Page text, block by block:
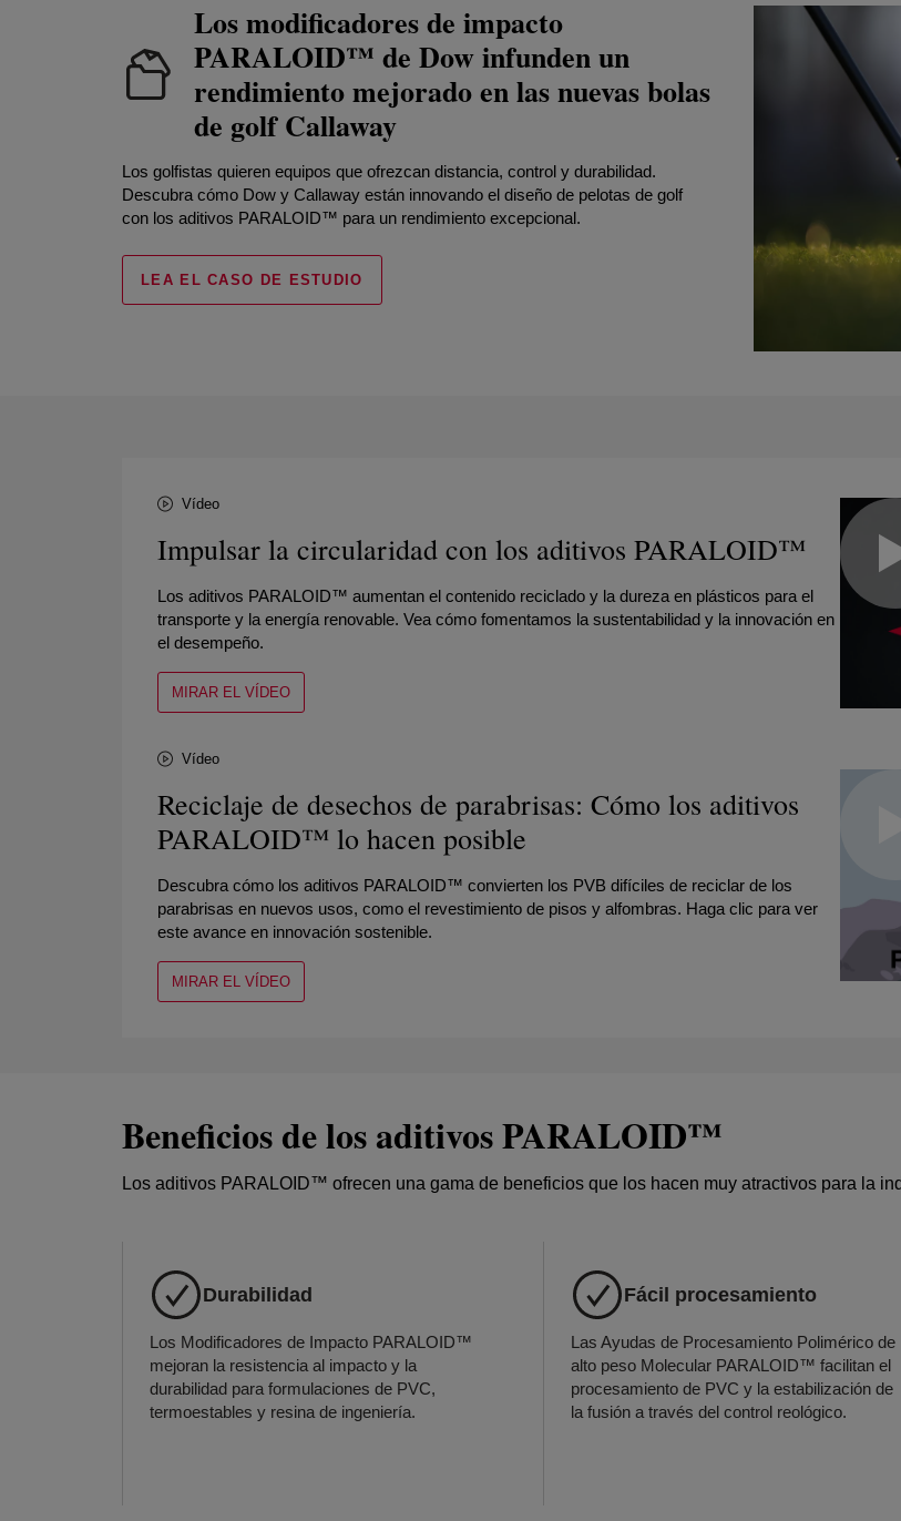
Los modificadores de impacto
PARALOID™ de Dow infunden un
rendimiento mejorado en las nuevas bolas
de golf Callaway
Los golfistas quieren equipos que ofrezcan distancia, control y durabilidad.
Descubra cómo Dow y Callaway están innovando el diseño de pelotas de golf
con los aditivos PARALOID™ para un rendimiento excepcional.
LEA EL CASO DE ESTUDIO
Vídeo
Impulsar la circularidad con los aditivos PARALOID™
Los aditivos PARALOID™ aumentan el contenido reciclado y la dureza en plásticos para el
transporte y la energía renovable. Vea cómo fomentamos la sustentabilidad y la innovación en
el desempeño.
MIRAR EL VÍDEO
Vídeo
Reciclaje de desechos de parabrisas: Cómo los aditivos
PARALOID™ lo hacen posible
Descubra cómo los aditivos PARALOID™ convierten los PVB difíciles de reciclar de los
parabrisas en nuevos usos, como el revestimiento de pisos y alfombras. Haga clic para ver
este avance en innovación sostenible.
MIRAR EL VÍDEO
Beneficios de los aditivos PARALOID™
Los aditivos PARALOID™ ofrecen una gama de beneficios que los hacen muy atractivos para la
Durabilidad
Los Modificadores de Impacto PARALOID™
mejoran la resistencia al impacto y la
durabilidad para formulaciones de PVC,
termoestables y resina de ingeniería.
Fácil procesamiento
Las Ayudas de Procesamiento Polimérico de
alto peso Molecular PARALOID™ facilitan el
procesamiento de PVC y la estabilización de
la fusión a través del control reológico.